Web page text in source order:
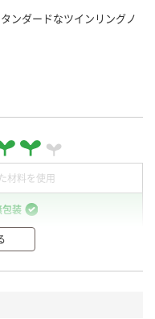
ンダードなツインリングノ
材料を使用
包装
しやすい設計